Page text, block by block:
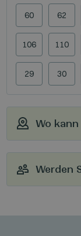
60 62
106 110
29 30
Wo
Werden